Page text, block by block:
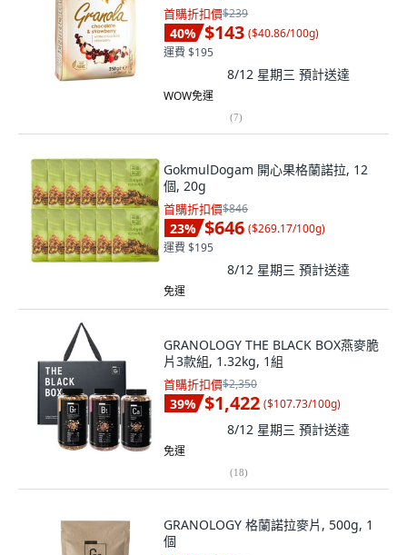
首購折扣價$239
40% $143 ($40.86/100g)
運費 $195
8/12 星期三 預計送達
WOW免運
(7)
GokmulDogam 開心果格蘭諾拉, 12
個, 20g
首購折扣價$846
23% $646 ($269.17/100g)
運費 $195
8/12 星期三 預計送達
免運
GRANOLOGY THE BLACK BOX燕麥脆
片3款組, 1.32kg, 1組
首購折扣價$2,350
39% $1,422 ($107.73/100g)
8/12 星期三 預計送達
免運
(18)
GRANOLOGY 格蘭諾拉麥片, 500g, 1
個